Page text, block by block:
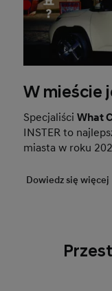
W mieście
SpecjaliściWhat
INSTER to
miasta w roku
Dowiedz się więcej